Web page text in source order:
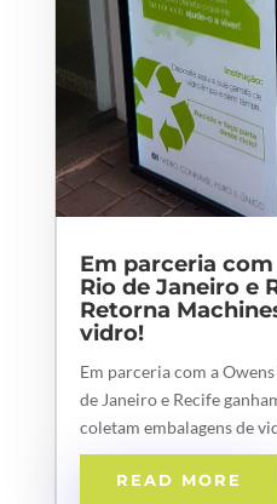
Em parceria com
Rio de Janeiro e
Retorna
vidro!
Em parceria com a
de Janeiro e Recife
coletam embalagens de
READ MORE